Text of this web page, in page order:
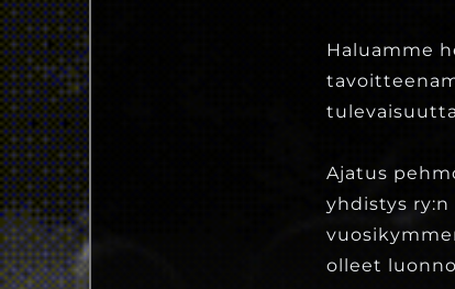
Haluamme
Ajatus
yhdistys
olleet